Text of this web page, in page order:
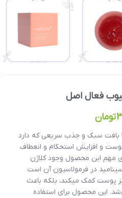
فعال اصل
تومان
بافت سبک و جذب سریعی که دارد
و افزایش استحکام و انعطاف
مهم این محصول وجود کلاژن
در فرمولاسیون آن است
پوست کمک میکند، بلکه باعث
این محصول برای استفاده